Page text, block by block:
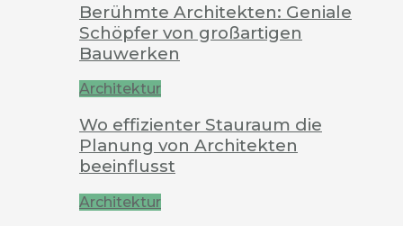
Berühmte Architekten: Geniale
Schöpfer von großartigen
Bauwerken
Architektur
Wo effizienter Stauraum die
Planung von Architekten
beeinflusst
Architektur